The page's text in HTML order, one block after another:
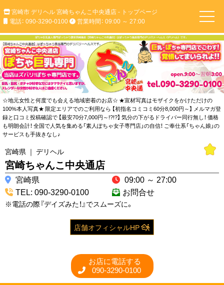
宮崎市 デリヘル 宮崎ちゃんこ中央通店 - トップページ
電話： 090-3290-0100
営業時間： 09:00 ～ 27:00
☆地元女性と何度でも会える地域密着のお店☆ ★宣材写真はモザイクをかけただけの
100%本人写真★ 限定エリアでのご利用なら 【初指名コミコミ60分8,000円～】 メルマガ登
録と口コミ投稿確認で 【最安70分7,000円～!?!?】 気分の下がるドライバー同行無し！ 価格
も明朗会計！ 全国で人気を集める「素人ぽちゃ女子専門店」の自信！ ご奉仕系「ちゃん娘」の
サービスも手抜きなし♪
宮崎県 ｜ デリヘル
宮崎ちゃんこ中央通店
宮崎県
09:00 ～ 27:00
TEL: 090-3290-0100
お問合せ
※電話の際『デイズみた！』でスムーズに。
店舗オフィシャルHP
お店に電話する
090-3290-0100